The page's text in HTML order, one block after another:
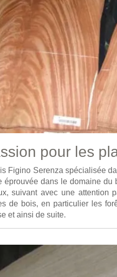
pour les
Figino Serenza spécialisée
éprouvée dans le domaine
suivant avec une attention
de bois, en particulier les
et ainsi de suite.